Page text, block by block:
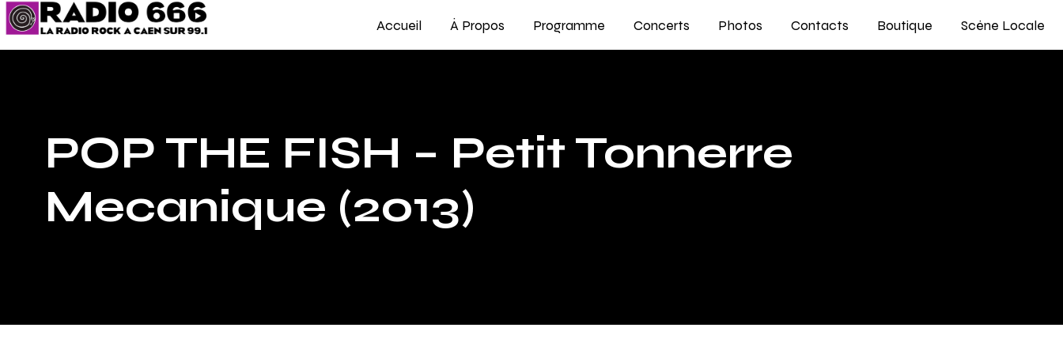
Accueil À Propos Programme Concerts Photos Contacts Boutique Scène Locale
POP THE FISH – Petit Tonnerre
Mecanique (2013)